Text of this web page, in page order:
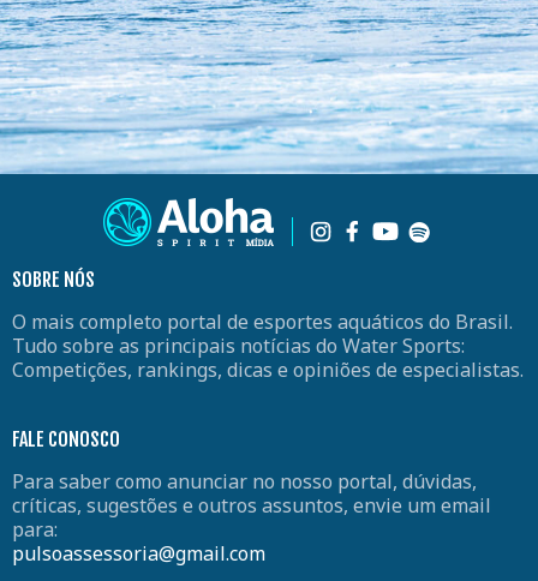
SOBRE NÓS
O mais completo portal de esportes aquáticos do Brasil.
Tudo sobre as principais notícias do Water Sports:
Competições, rankings, dicas e opiniões de especialistas.
FALE CONOSCO
Para saber como anunciar no nosso portal, dúvidas,
críticas, sugestões e outros assuntos, envie um email
para:
pulsoassessoria@gmail.com